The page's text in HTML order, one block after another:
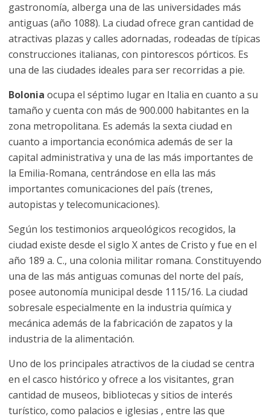
gastronomía, alberga una de las universidades más
antiguas (año 1088). La ciudad ofrece gran cantidad de
atractivas plazas y calles adornadas, rodeadas de típicas
construcciones italianas, con pintorescos pórticos. Es
una de las ciudades ideales para ser recorridas a pie.
Bolonia ocupa el séptimo lugar en Italia en cuanto a su
tamaño y cuenta con más de 900.000 habitantes en la
zona metropolitana. Es además la sexta ciudad en
cuanto a importancia económica además de ser la
capital administrativa y una de las más importantes de
la Emilia-Romana, centrándose en ella las más
importantes comunicaciones del país (trenes,
autopistas y telecomunicaciones).
Según los testimonios arqueológicos recogidos, la
ciudad existe desde el siglo X antes de Cristo y fue en el
año 189 a. C., una colonia militar romana. Constituyendo
una de las más antiguas comunas del norte del país,
posee autonomía municipal desde 1115/16. La ciudad
sobresale especialmente en la industria química y
mecánica además de la fabricación de zapatos y la
industria de la alimentación.
Uno de los principales atractivos de la ciudad se centra
en el casco histórico y ofrece a los visitantes, gran
cantidad de museos, bibliotecas y sitios de interés
turístico, como palacios e iglesias , entre las que